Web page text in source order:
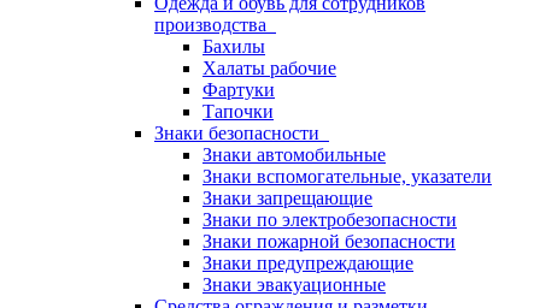
производства
Бахилы
Халаты рабочие
Фартуки
Тапочки
Знаки безопасности
Знаки автомобильные
Знаки вспомогательные, указатели
Знаки запрещающие
Знаки по электробезопасности
Знаки пожарной безопасности
Знаки предупреждающие
Знаки эвакуационные